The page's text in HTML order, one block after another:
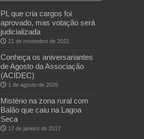
PL que cria cargos foi
aprovado, mas votação será
judicializada
21 de novembro de 2022
Conheça os aniversariantes
de Agosto da Associação
(ACIDEC)
1 de agosto de 2026
Mistério na zona rural com
Balão que caiu na Lagoa
Seca
17 de janeiro de 2017